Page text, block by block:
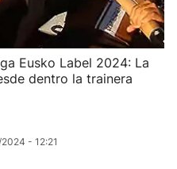
Eusko Label 2024: La
dentro la trainera
- 12:21